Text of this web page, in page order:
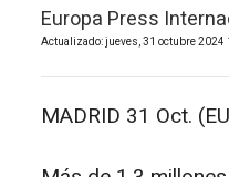
Europa Press
Actualizado: jueves, 31 octubre 2024
MADRID 31 Oct.